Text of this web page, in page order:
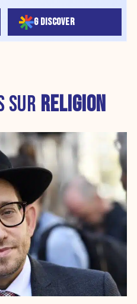
G DISCOVER
SUR RELIGION